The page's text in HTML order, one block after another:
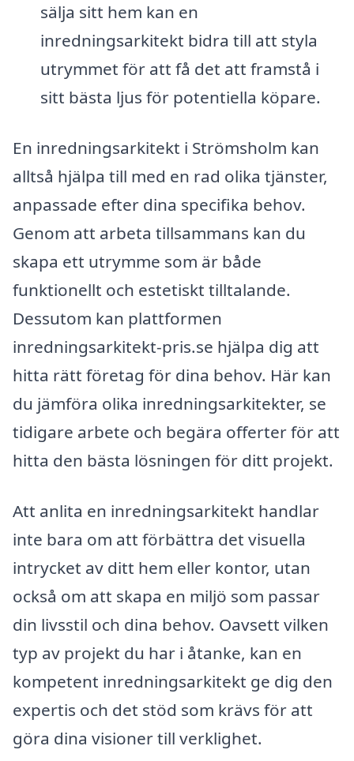
sälja sitt hem kan en
inredningsarkitekt bidra till att styla
utrymmet för att få det att framstå i
sitt bästa ljus för potentiella köpare.
En inredningsarkitekt i Strömsholm kan
alltså hjälpa till med en rad olika tjänster,
anpassade efter dina specifika behov.
Genom att arbeta tillsammans kan du
skapa ett utrymme som är både
funktionellt och estetiskt tilltalande.
Dessutom kan plattformen
inredningsarkitekt-pris.se hjälpa dig att
hitta rätt företag för dina behov. Här kan
du jämföra olika inredningsarkitekter, se
tidigare arbete och begära offerter för att
hitta den bästa lösningen för ditt projekt.
Att anlita en inredningsarkitekt handlar
inte bara om att förbättra det visuella
intrycket av ditt hem eller kontor, utan
också om att skapa en miljö som passar
din livsstil och dina behov. Oavsett vilken
typ av projekt du har i åtanke, kan en
kompetent inredningsarkitekt ge dig den
expertis och det stöd som krävs för att
göra dina visioner till verklighet.